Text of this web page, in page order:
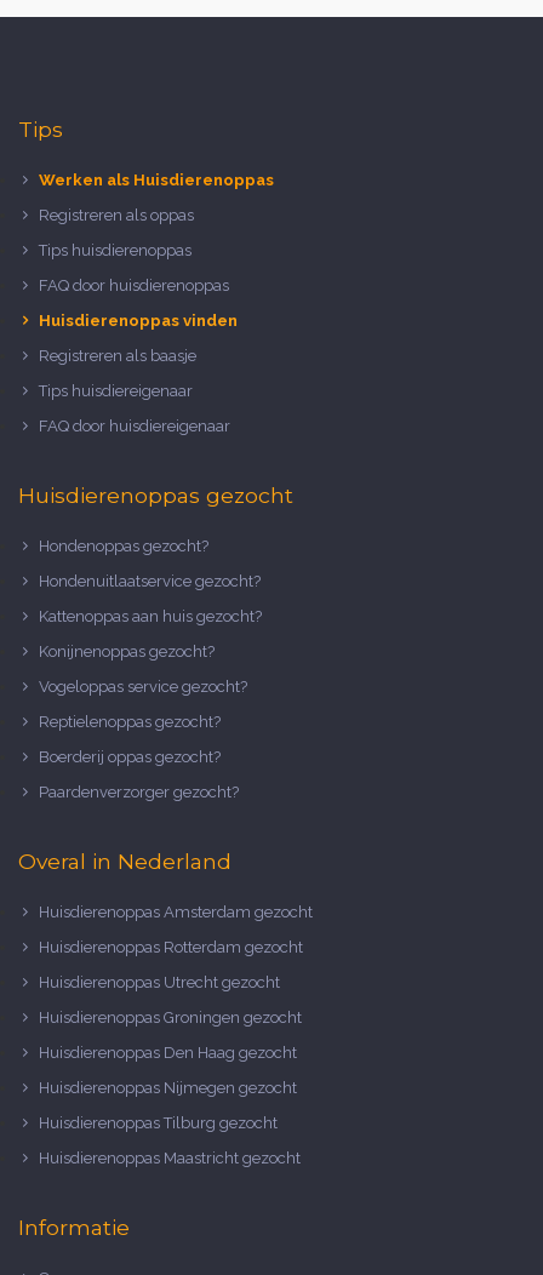
Tips
Werken als Huisdierenoppas
Registreren als oppas
Tips huisdierenoppas
FAQ door huisdierenoppas
Huisdierenoppas vinden
Registreren als baasje
Tips huisdiereigenaar
FAQ door huisdiereigenaar
Huisdierenoppas gezocht
Hondenoppas gezocht?
Hondenuitlaatservice gezocht?
Kattenoppas aan huis gezocht?
Konijnenoppas gezocht?
Vogeloppas service gezocht?
Reptielenoppas gezocht?
Boerderij oppas gezocht?
Paardenverzorger gezocht?
Overal in Nederland
Huisdierenoppas Amsterdam gezocht
Huisdierenoppas Rotterdam gezocht
Huisdierenoppas Utrecht gezocht
Huisdierenoppas Groningen gezocht
Huisdierenoppas Den Haag gezocht
Huisdierenoppas Nijmegen gezocht
Huisdierenoppas Tilburg gezocht
Huisdierenoppas Maastricht gezocht
Informatie